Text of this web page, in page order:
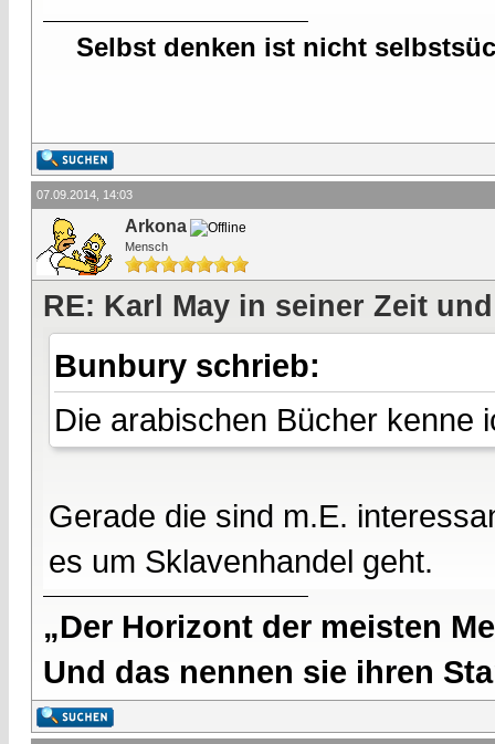
Selbst denken ist nicht
07.09.2014, 14:03
Arkona
Mensch
RE: Karl May in seiner Zeit
Bunbury schrieb:
Die arabischen Bücher kenne
Gerade die sind m.E.
es um Sklavenhandel geht.
„Der Horizont der meisten
Und das nennen sie ihren